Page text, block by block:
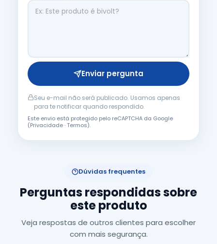
Enviar pergunta
Seu e-mail não será publicado. Usamos apenas
para te notificar quando respondido.
Este envio está protegido pelo reCAPTCHA da Google
(Privacidade·Termos).
Dúvidas frequentes
Perguntas respondidas sobre
este produto
Veja respostas de outros clientes para escolher
com mais segurança.